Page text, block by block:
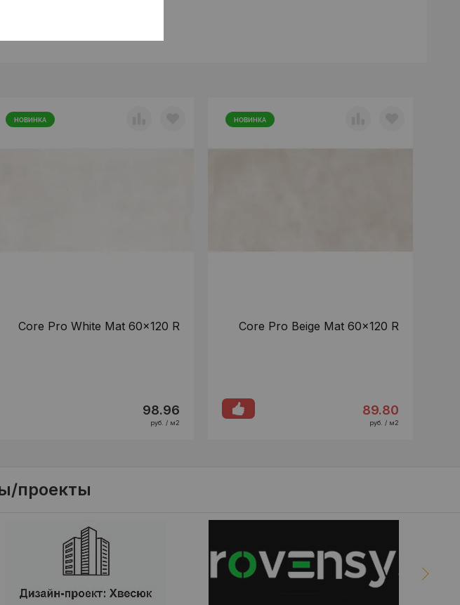
НОВИНКА
Core Pro White Mat 60x120 R
98.96
руб. / м2
НОВИНКА
Core Pro Beige Mat 60x120 R
89.80
руб. / м2
проекты